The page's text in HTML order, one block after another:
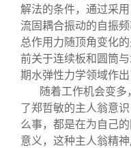
解法的条件，通过采
流固耦合振动的自振
总作用力随顶角变化
前关于连续板和圆筒
期水弹性力学领域作出
随着工作机会变
了郑哲敏的主人翁意
么事，都是在为自己
意义，这种主人翁精